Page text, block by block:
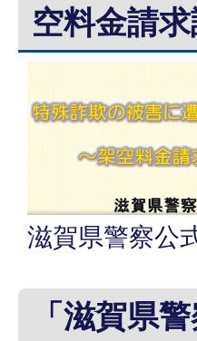
空料金請求
滋賀県警察公
「滋賀県